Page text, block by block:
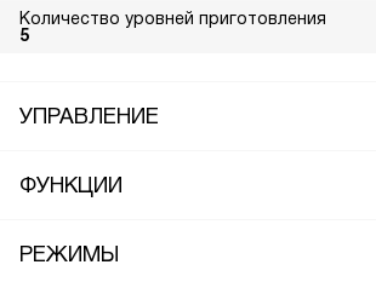
Количество уровней приготовления
5
УПРАВЛЕНИЕ
ФУНКЦИИ
РЕЖИМЫ